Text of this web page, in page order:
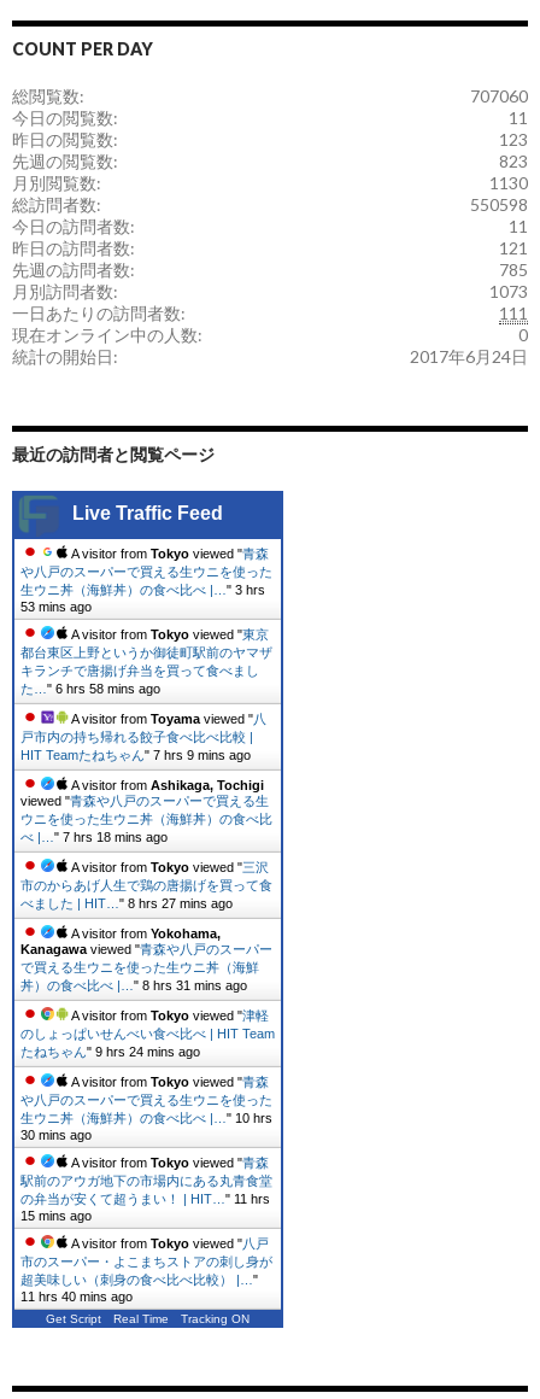
COUNT PER DAY
707060
総閲覧数:
11
今日の閲覧数:
123
昨日の閲覧数:
823
先週の閲覧数:
1130
月別閲覧数:
550598
総訪問者数:
11
今日の訪問者数:
121
昨日の訪問者数:
785
先週の訪問者数:
1073
月別訪問者数:
111
一日あたりの訪問者数:
0
現在オンライン中の人数:
2017年6月24日
統計の開始日:
最近の訪問者と閲覧ページ
Live Traffic Feed
A visitor from Tokyo viewed "青森
や八戸のスーパーで買える生ウニを使った
生ウニ丼（海鮮丼）の食べ比べ |… " 3 hrs
53 mins ago
A visitor from Tokyo viewed "東京
都台東区上野というか御徒町駅前のヤマザ
キランチで唐揚げ弁当を買って食べまし
た… " 6 hrs 58 mins ago
A visitor from Toyama viewed "八
戸市内の持ち帰れる餃子食べ比べ比較 |
HIT Teamたねちゃん" 7 hrs 9 mins ago
A visitor from Ashikaga, Tochigi
viewed "青森や八戸のスーパーで買える生
ウニを使った生ウニ丼（海鮮丼）の食べ比
べ |… " 7 hrs 18 mins ago
A visitor from Tokyo viewed "三沢
市のからあげ人生で鶏の唐揚げを買って食
べました | HIT… " 8 hrs 27 mins ago
A visitor from Yokohama,
Kanagawa viewed "青森や八戸のスーパー
で買える生ウニを使った生ウニ丼（海鮮
丼）の食べ比べ |… " 8 hrs 31 mins ago
A visitor from Tokyo viewed "津軽
のしょっぱいせんべい食べ比べ | HIT Team
たねちゃん" 9 hrs 24 mins ago
A visitor from Tokyo viewed "青森
や八戸のスーパーで買える生ウニを使った
生ウニ丼（海鮮丼）の食べ比べ |… " 10 hrs
30 mins ago
A visitor from Tokyo viewed "青森
駅前のアウガ地下の市場内にある丸青食堂
の弁当が安くて超うまい！ | HIT… " 11 hrs
15 mins ago
A visitor from Tokyo viewed "八戸
市のスーパー・よこまちストアの刺し身が
超美味しい（刺身の食べ比べ比較） |… "
11 hrs 40 mins ago
Get Script Real Time Tracking ON